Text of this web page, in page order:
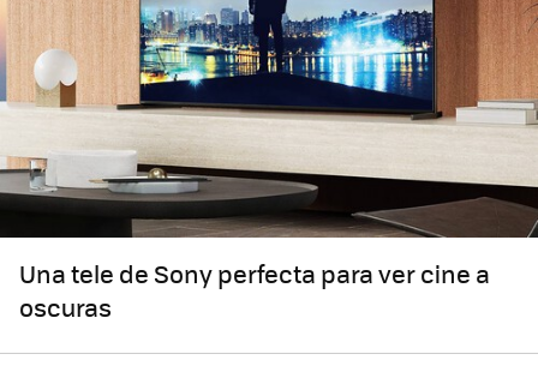
Una tele de Sony perfecta para ver cine a
oscuras